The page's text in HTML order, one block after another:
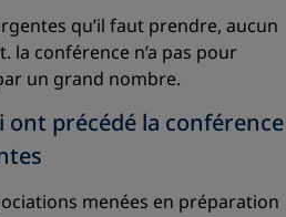
qu’il faut prendre, aucun
la conférence n’a pas pour
un grand nombre.
ont précédé la conférence
menées en préparation